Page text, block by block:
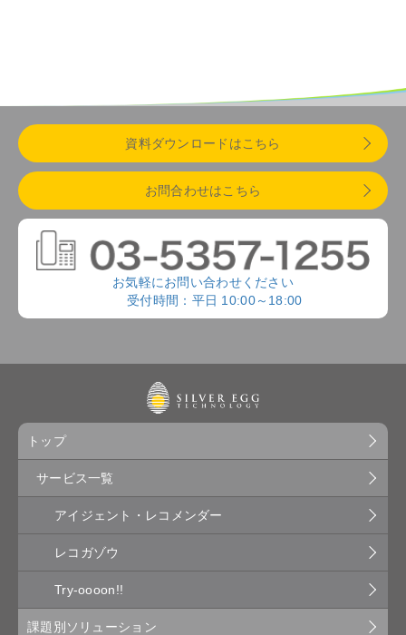
資料ダウンロードはこちら
お問合わせはこちら
お気軽にお問い合わせください
受付時間：平日 10:00～18:00
トップ
サービス一覧
アイジェント・レコメンダー
レコガゾウ
Try-oooon!!
課題別ソリューション